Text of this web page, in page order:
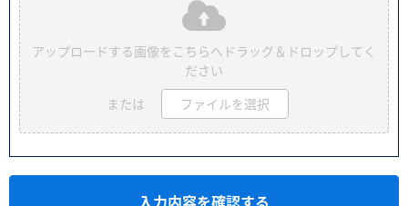
アップロードする画像をこちらへドラッグ＆ドロップしてく
ださい
または ファイルを選択
入力内容を確認する